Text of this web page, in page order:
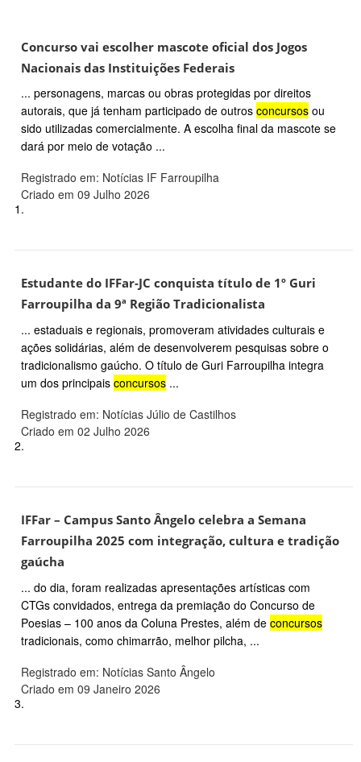
Concurso vai escolher mascote oficial dos Jogos
Nacionais das Instituições Federais
... personagens, marcas ou obras protegidas por direitos
autorais, que já tenham participado de outros concursos ou
sido utilizadas comercialmente. A escolha final da mascote se
dará por meio de votação ...
Registrado em: Notícias IF Farroupilha
Criado em 09 Julho 2026
1.
Estudante do IFFar-JC conquista título de 1º Guri
Farroupilha da 9ª Região Tradicionalista
... estaduais e regionais, promoveram atividades culturais e
ações solidárias, além de desenvolverem pesquisas sobre o
tradicionalismo gaúcho. O título de Guri Farroupilha integra
um dos principais concursos ...
Registrado em: Notícias Júlio de Castilhos
Criado em 02 Julho 2026
2.
IFFar – Campus Santo Ângelo celebra a Semana
Farroupilha 2025 com integração, cultura e tradição
gaúcha
... do dia, foram realizadas apresentações artísticas com
CTGs convidados, entrega da premiação do Concurso de
Poesias – 100 anos da Coluna Prestes, além de concursos
tradicionais, como chimarrão, melhor pilcha, ...
Registrado em: Notícias Santo Ângelo
Criado em 09 Janeiro 2026
3.